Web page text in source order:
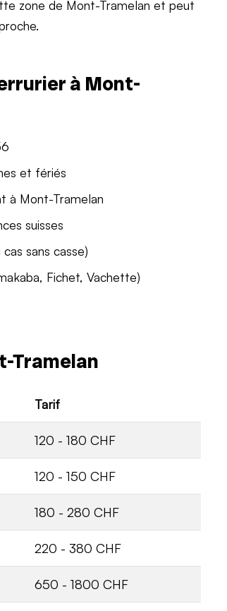
zone de Mont-Tramelan et peut
à Mont-
et fériés
à Mont-Tramelan
suisses
sans casse)
Fichet, Vachette)
Tramelan
Tarif
120 - 180 CHF
120 - 150 CHF
180 - 280 CHF
220 - 380 CHF
650 - 1800 CHF